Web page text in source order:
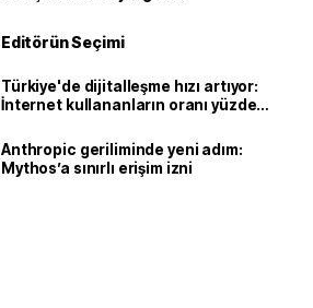
Editörün Seçimi
Türkiye'de dijitalleşme hızı artıyor:
İnternet kullananların oranı yüzde
Anthropic geriliminde yeni adım:
Mythos’a sınırlı erişim izni